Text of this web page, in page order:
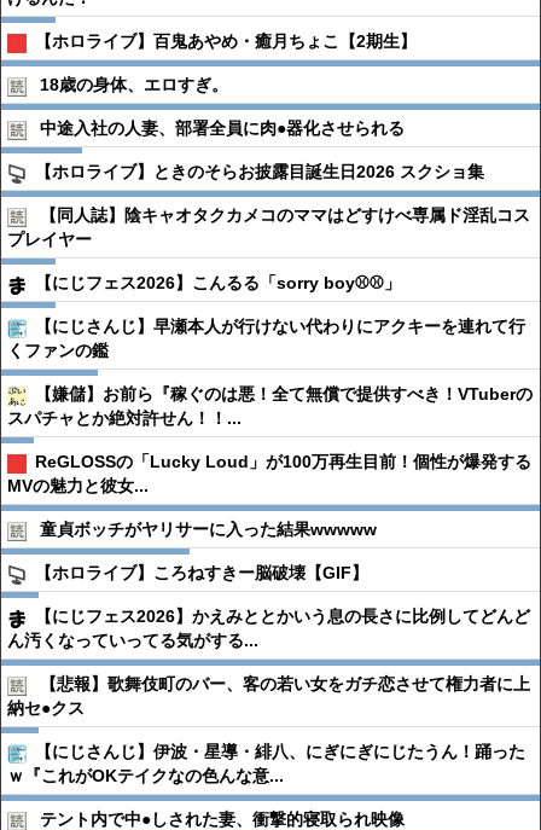
【ホロライブ】百鬼あやめ・癒月ちょこ【2期生】
18歳の身体、エロすぎ。
中途入社の人妻、部署全員に肉●︎器化させられる
【ホロライブ】ときのそらお披露目誕生日2026 スクショ集
【同人誌】陰キャオタクカメコのママはどすけべ専属ド淫乱コス
プレイヤー
【にじフェス2026】こんるる「sorry boy⚾️⚾️」
【にじさんじ】早瀬本人が行けない代わりにアクキーを連れて行
くファンの鑑
【嫌儲】お前ら『稼ぐのは悪！全て無償で提供すべき！VTuberの
スパチャとか絶対許せん！！...
ReGLOSSの「Lucky Loud」が100万再生目前！個性が爆発する
MVの魅力と彼女...
童貞ボッチがヤリサーに入った結果wwwww
【ホロライブ】ころねすきー脳破壊【GIF】
【にじフェス2026】かえみととかいう息の長さに比例してどんど
ん汚くなっていってる気がする...
【悲報】歌舞伎町のバー、客の若い女をガチ恋させて権力者に上
納セ●︎クス
【にじさんじ】伊波・星導・緋八、にぎにぎにじたうん！踊った
ｗ『これがOKテイクなの色んな意...
テント内で中●︎しされた妻、衝撃的寝取られ映像